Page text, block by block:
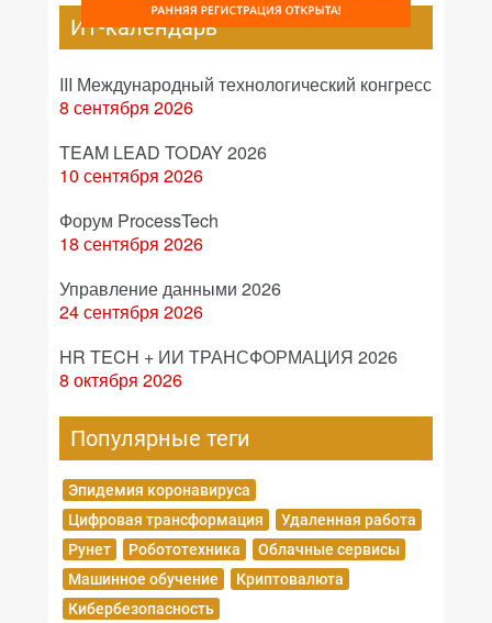
ИТ-календарь
III Международный технологический конгресс
8 сентября 2026
TEAM LEAD TODAY 2026
10 сентября 2026
Форум ProcessTech
18 сентября 2026
Управление данными 2026
24 сентября 2026
HR TECH + ИИ ТРАНСФОРМАЦИЯ 2026
8 октября 2026
Популярные теги
Эпидемия коронавируса
Цифровая трансформация
Удаленная работа
Рунет
Робототехника
Облачные сервисы
Машинное обучение
Криптовалюта
Кибербезопасность